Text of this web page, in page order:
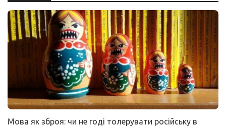
Мова як зброя: чи не годі толерувати російську в